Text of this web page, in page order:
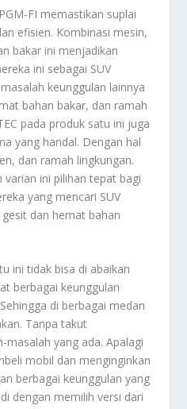
FI memastikan suplai
efisien. Kombinasi mesin,
bakar ini menjadikan
ini sebagai SUV
keunggulan lainnya
bahan bakar, dan ramah
pada produk satu ini juga
yang handal. Dengan hal
dan ramah lingkungan.
varian ini pilihan tepat bagi
yang mencari SUV
dan hemat bahan
ini tidak bisa di abaikan
berbagai keunggulan
di berbagai medan
Tanpa takut
yang ada. Apalagi
mobil dan menginginkan
berbagai keunggulan yang
dengan memilih versi dari